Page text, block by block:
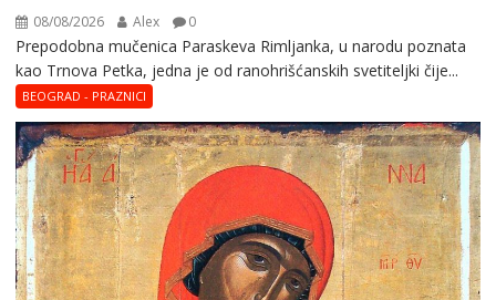
08/08/2026 Alex 0
Prepodobna mučenica Paraskeva Rimljanka, u narodu poznata
kao Trnova Petka, jedna je od ranohrišćanskih svetiteljki čije...
BEOGRAD - PRAZNICI